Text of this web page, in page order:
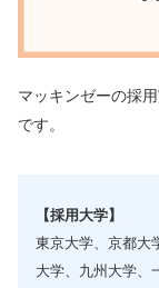
マッキンゼーの採
です。
【採用大学】
東京大学、京都大
大学、九州大学、